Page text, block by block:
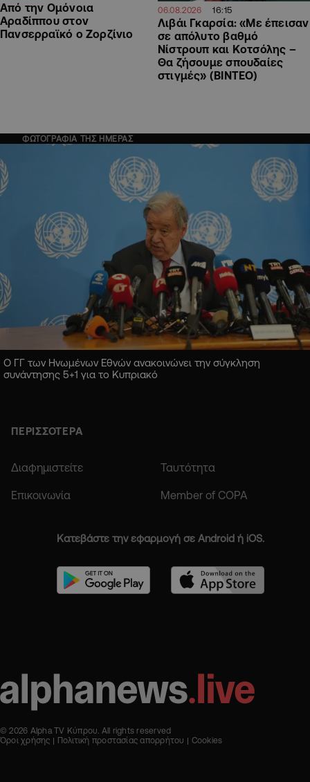
Από την Ομόνοια
Αραδίππου στον
Πανσερραϊκό ο Ζορζίνιο
06.08.2026 16:15
Λιβάι Γκαρσία: «Με έπεισαν
σε απόλυτο βαθμό
Νίστρουπ και Κοτσόλης –
Θα ζήσουμε σπουδαίες
στιγμές» (ΒΙΝΤΕΟ)
ΦΩΤΟΓΡΑΦΙΑ ΤΗΣ ΗΜΕΡΑΣ
Ο ΓΓ των Ηνωμένων Εθνών ανακοινώνει την σύγκληση
συνάντησης 5+1 για το Κυπριακό
ΠΕΡΙΣΣΟΤΕΡΑ
Διαφημιστείτε Ταυτότητα
Επικοινωνία Member of COPA
Κατεβάστε την εφαρμογή σε Android ή iOS.
© 2026 Alpha TV Κύπρου. All rights reserved
Όροι χρήσης
Πολιτική προστασίας απορρήτου Cookies